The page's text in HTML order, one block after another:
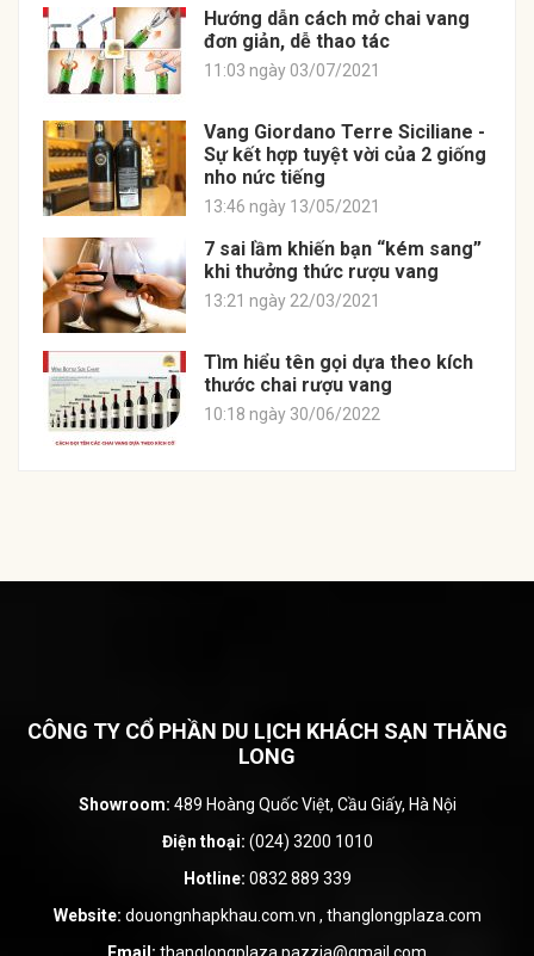
Hướng dẫn cách mở chai vang
đơn giản, dễ thao tác
11:03 ngày 03/07/2021
Vang Giordano Terre Siciliane -
Sự kết hợp tuyệt vời của 2 giống
nho nức tiếng
13:46 ngày 13/05/2021
7 sai lầm khiến bạn “kém sang”
khi thưởng thức rượu vang
13:21 ngày 22/03/2021
Tìm hiểu tên gọi dựa theo kích
thước chai rượu vang
10:18 ngày 30/06/2022
CÔNG TY CỔ PHẦN DU LỊCH KHÁCH SẠN THĂNG
LONG
Showroom: 489 Hoàng Quốc Việt, Cầu Giấy, Hà Nội
Điện thoại: (024) 3200 1010
Hotline: 0832 889 339
Website: douongnhapkhau.com.vn , thanglongplaza.com